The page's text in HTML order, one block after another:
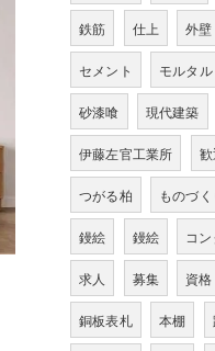
鉄筋 仕上 外壁
セメント モルタル
砂漆喰 現代建築
伊藤左官工業所
つがる柏 ものづく
鏝絵 鏝絵 コ
求人 募集 資格
銅板表札 本棚